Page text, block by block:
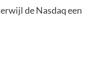
de Nasdaq een